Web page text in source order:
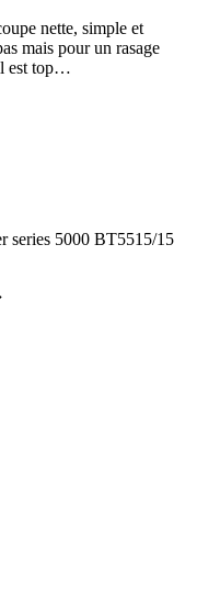
nette, simple et
mais pour un rasage
est top…
series 5000 BT5515/15